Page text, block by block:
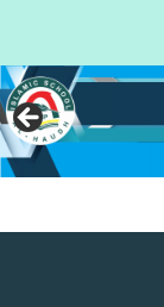
content